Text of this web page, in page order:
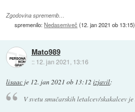
Zgodovina sprememb…
spremenilo:Nedasemiveč (12. jan 2021 ob 13:15)
Mato989
:: 12. jan 2021, 13:16
lisaac je 12. jan 2021 ob 13:12 izjavil:
V svetu smučarskih letalcev/skakalcev